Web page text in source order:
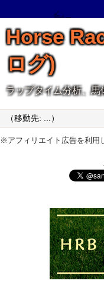
Horse
ログ)
ラップタイム分析、
※アフィリエイト広告を利用